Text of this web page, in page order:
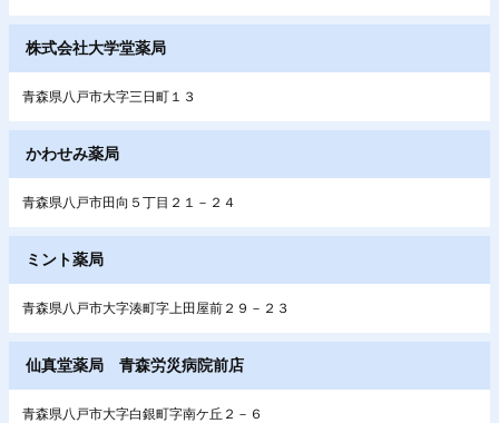
株式会社大学堂薬局
青森県八戸市大字三日町１３
かわせみ薬局
青森県八戸市田向５丁目２１－２４
ミント薬局
青森県八戸市大字湊町字上田屋前２９－２３
仙真堂薬局 青森労災病院前店
青森県八戸市大字白銀町字南ケ丘２－６